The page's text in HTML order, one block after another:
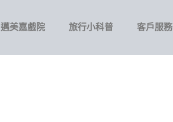
邁美嘉戲院 旅行小科普 客戶服務